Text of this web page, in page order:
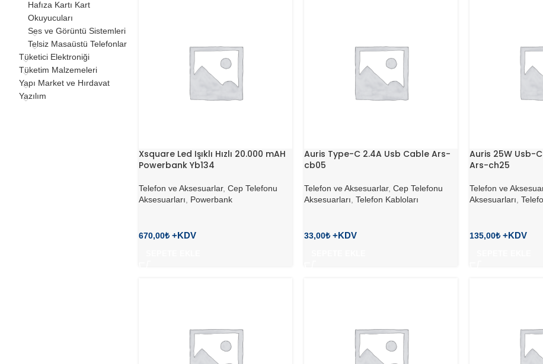
Hafıza Kartı Kart
Okuyucuları
Ses ve Görüntü Sistemleri
Telsiz Masaüstü Telefonlar
Tüketici Elektroniği
Tüketim Malzemeleri
Yapı Market ve Hırdavat
Yazılım
Xsquare Led Işıklı Hızlı 20.000 mAH
Powerbank Yb134
Telefon ve Aksesuarlar, Cep Telefonu
Aksesuarları
Powerbank
670,00₺
Auris Type-C 2.4A Usb Cable Ars-
cb05
Telefon ve Aksesuarlar, Cep Telefonu
Aksesuarları Telefon Kabloları
33,00₺
Auris 25W Usb-
Ars-ch25
Telefon ve
Aksesuarları
135,00₺